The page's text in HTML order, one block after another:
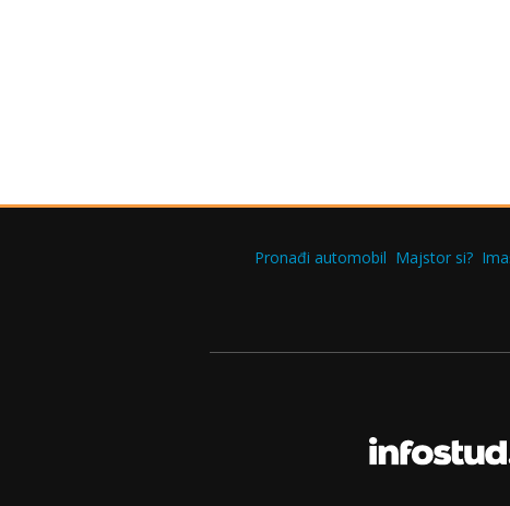
Pronađi automobil Majstor si?